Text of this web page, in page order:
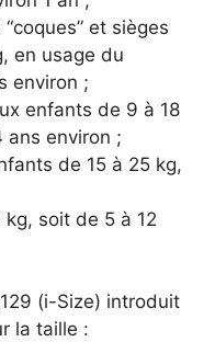
et sièges
en usage du
environ ;
enfants de 9 à 18
ans environ ;
de 15 à 25 kg,
kg, soit de 5 à 12
(i-Size) introduit
la taille :